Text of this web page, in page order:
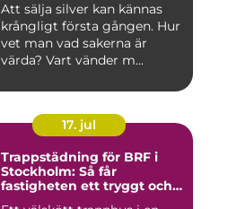
Att sälja silver kan kännas
krångligt första gången. Hur
vet man vad sakerna är
värda? Vart vänder m...
17. jul
Trappstädning för BRF i
Stockholm: Så får
fastigheten ett tryggt och